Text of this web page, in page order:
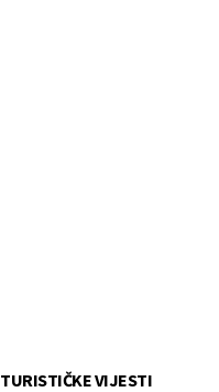
TURISTIČKE VIJESTI